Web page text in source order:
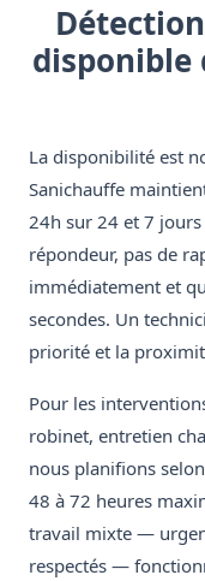
disponible
La disponibilité est
Sanichauffe
24h sur 24 et 7
répondeur, pas de
immédiatement et
secondes. Un
priorité et la
Pour les
robinet, entretien
nous planifions
48 à 72 heures
travail mixte —
respectés —